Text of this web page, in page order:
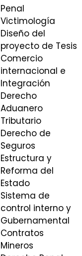
Penal
Victimología
Diseño del
proyecto de Tesis
Comercio
internacional e
Integración
Derecho
Aduanero
Tributario
Derecho de
Seguros
Estructura y
Reforma del
Estado
Sistema de
control interno y
Gubernamental
Contratos
Mineros